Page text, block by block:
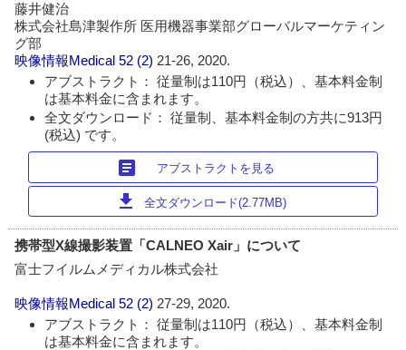
藤井健治
株式会社島津製作所 医用機器事業部グローバルマーケティン
グ部
映像情報Medical 52 (2) 21-26, 2020.
アブストラクト： 従量制は110円（税込）、基本料金制
は基本料金に含まれます。
全文ダウンロード： 従量制、基本料金制の方共に913円
(税込) です。
article アブストラクトを見る
download 全文ダウンロード(2.77MB)
携帯型X線撮影装置「CALNEO Xair」について
富士フイルムメディカル株式会社
映像情報Medical 52 (2) 27-29, 2020.
アブストラクト： 従量制は110円（税込）、基本料金制
は基本料金に含まれます。